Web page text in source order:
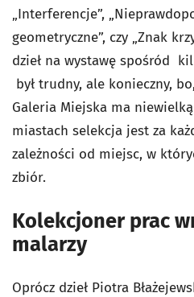
„Interferencje”,
geometryczne”, czy „Znak
dzieł na wystawę spośród
był trudny, ale konieczny,
Galeria Miejska ma
miastach selekcja jest za
zależności od miejsc, w
zbiór.
Kolekcjoner prac
malarzy
Oprócz dzieł Piotra